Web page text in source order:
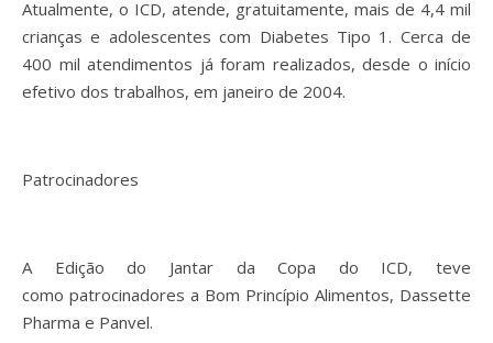
Atualmente, o ICD, atende, gratuitamente, mais de 4,4 mil
crianças e adolescentes com Diabetes Tipo 1. Cerca de
400 mil atendimentos já foram realizados, desde o início
efetivo dos trabalhos, em janeiro de 2004.
Patrocinadores
A Edição do Jantar da Copa do ICD, teve
como patrocinadores a Bom Princípio Alimentos, Dassette
Pharma e Panvel.